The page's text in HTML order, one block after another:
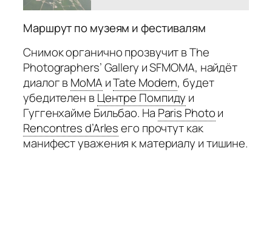
Маршрут по музеям и фестивалям
Снимок органично прозвучит в The
Photographers’ Gallery и SFMOMA, найдёт
диалог вMoMA иTate Modern, будет
убедителен вЦентре Помпиду и
Гуггенхайме Бильбао. На Paris Photoи
Rencontres d’Arlesего прочтут как
манифест уважения к материалу и тишине.